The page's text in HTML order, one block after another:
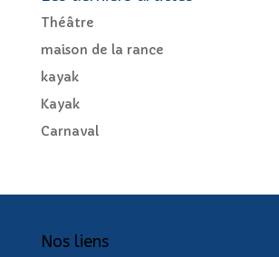
Théâtre
maison de la rance
kayak
Kayak
Carnaval
Nos liens